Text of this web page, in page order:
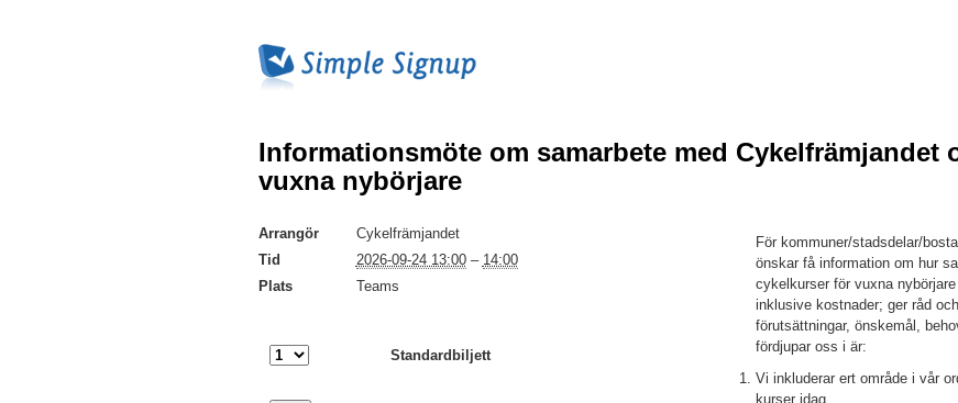
Informationsmöte om samarbete med Cykelfrämjandet
vuxna nybörjare
Arrangör
Cykelfrämjandet
Tid
2026-09-24 13:00– 14:00
Plats
Teams
Standardbiljett
För kommuner/stadsdelar/
önskar få information om hur
cykelkurser för vuxna
inklusive kostnader; ger råd
förutsättningar, önskemål,
fördjupar oss i är:
Vi inkluderar ert område i vår
kurser idag.